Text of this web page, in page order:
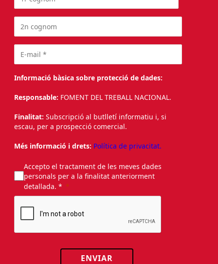
Informació bàsica sobre protecció de dades:
Responsable: FOMENT DEL TREBALL NACIONAL.
Finalitat: Subscripció al butlletí informatiu i, si
escau, per a prospecció comercial.
Més informació i drets: Política de privacitat.
Accepto el tractament de les meves dades
personals per a la finalitat anteriorment
detallada. *
ENVIAR